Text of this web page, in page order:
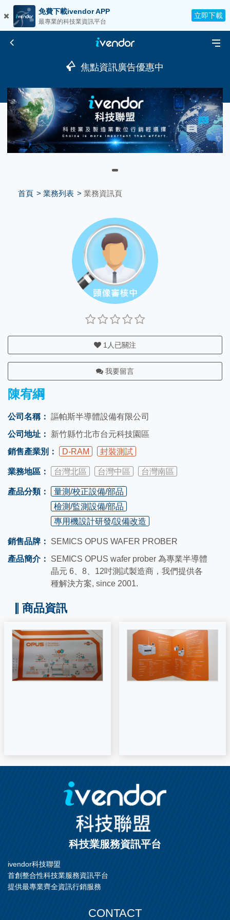
免費下載ivendor APP
最專業的科技業資訊平台
立即下載
焦點資訊廣告優惠中
首頁 業務列表 業務資訊頁
1 人已關注
我要留言
陳宥綱
公司名稱： 謳帕斯半導體設備有限公司
公司地址：
新竹縣竹北市台元科技園區
銷售產業別：
D-RAM 封裝測試
業務地區： 台灣北區 台灣中區 台灣南區
產品分類：
量測/校正設備/部品
檢測/監測設備/部品
專用機設計研發/設備改造
銷售品牌：
SEMICS OPUS WAFER PROBER
產品簡介：
SEMICS OPUS wafer prober 為專業半導體
晶元 6、8、12吋測試製造商，我們提供各
種解決方案, since 2001.
商品資訊
科技業服務資訊平台
ivendor科技聯盟
首創整合性科技業服務資訊平台
提供最專業齊全資訊行銷服務
CONTACT